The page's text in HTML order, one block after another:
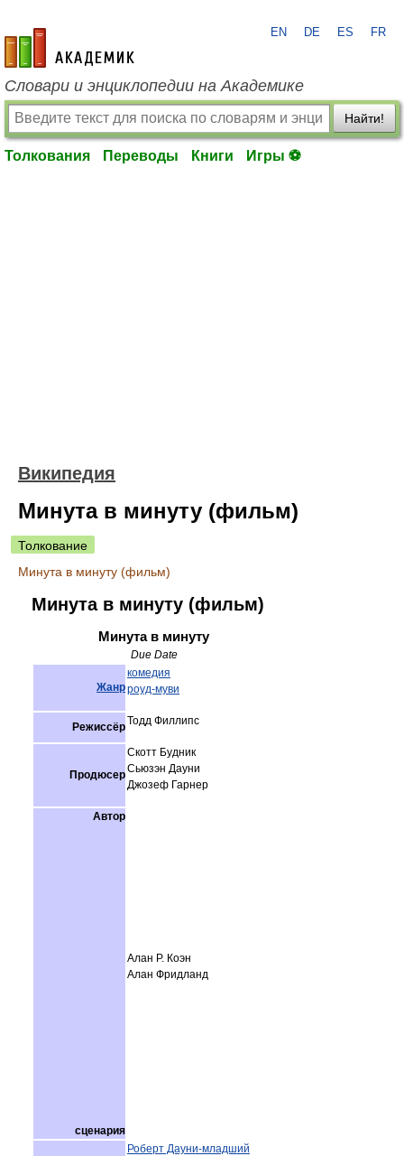
academic.ru
EN DE ES FR
Словари и энциклопедии на Академике
Найти!
Толкования Переводы Книги Игры ⚽
Википедия
Минута в минуту (фильм)
Толкование
Минута в минуту (фильм)
Минута в минуту (фильм)
Минута в минуту
Due Date
Жанр
комедия
роуд-муви
РежиссёрТодд Филлипс
Продюсер
Скотт Будник
Сьюзэн Дауни
Джозеф Гарнер
Автор
сценария
Алан Р. Коэн
Алан Фридланд
Роберт Дауни-младший